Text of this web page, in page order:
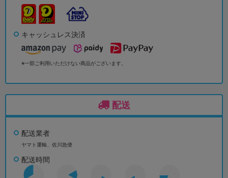
キャッシュレス決済
※一部ご利用いただけない商品がございます。
配送
配送業者
ヤマト運輸、佐川急便
配送時間